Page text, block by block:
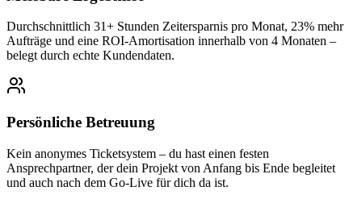
Durchschnittlich 31+ Stunden Zeitersparnis pro Monat, 23% mehr
Aufträge und eine ROI-Amortisation innerhalb von 4 Monaten –
belegt durch echte Kundendaten.
Persönliche Betreuung
Kein anonymes Ticketsystem – du hast einen festen
Ansprechpartner, der dein Projekt von Anfang bis Ende begleitet
und auch nach dem Go-Live für dich da ist.